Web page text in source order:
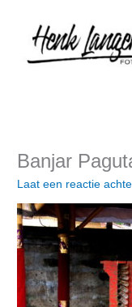
inhoud
Banjar
Laat een reactie